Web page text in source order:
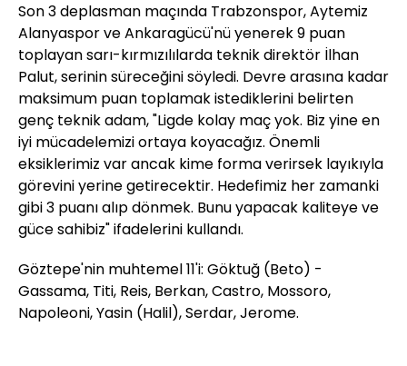
Son 3 deplasman maçında Trabzonspor, Aytemiz
Alanyaspor ve Ankaragücü'nü yenerek 9 puan
toplayan sarı-kırmızılılarda teknik direktör İlhan
Palut, serinin süreceğini söyledi. Devre arasına kadar
maksimum puan toplamak istediklerini belirten
genç teknik adam, "Ligde kolay maç yok. Biz yine en
iyi mücadelemizi ortaya koyacağız. Önemli
eksiklerimiz var ancak kime forma verirsek layıkıyla
görevini yerine getirecektir. Hedefimiz her zamanki
gibi 3 puanı alıp dönmek. Bunu yapacak kaliteye ve
güce sahibiz" ifadelerini kullandı.
Göztepe'nin muhtemel 11'i: Göktuğ (Beto) -
Gassama, Titi, Reis, Berkan, Castro, Mossoro,
Napoleoni, Yasin (Halil), Serdar, Jerome.